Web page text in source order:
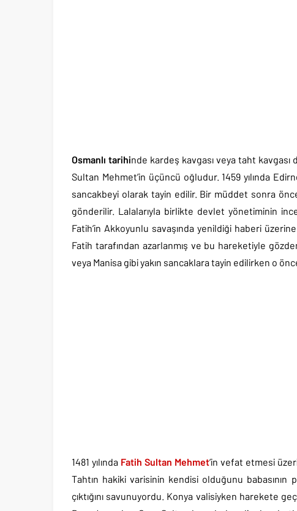
Osmanlı tarihinde kardeş kavgası veya taht
Sultan Mehmet’in üçüncü oğludur. 1459 yılında
sancakbeyi olarak tayin edilir. Bir müddet sonra
gönderilir. Lalalarıyla birlikte devlet yönetiminin
Fatih’in Akkoyunlu savaşında yenildiği haberi
Fatih tarafından azarlanmış ve bu hareketiyle
veya Manisa gibi yakın sancaklara tayin edilirken o
1481 yılında Fatih Sultan Mehmet’in vefat etmesi
Tahtın hakiki varisinin kendisi olduğunu babasının
çıktığını savunuyordu. Konya valisiyken harekete